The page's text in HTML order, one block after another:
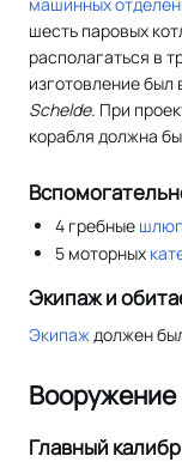
машинных
шесть паровых
располагаться в
изготовление был
Schelde. При
корабля должна
4 гребные
5 моторных
Экипаж и
Экипаждолжен
Вооружение
Главный калибр